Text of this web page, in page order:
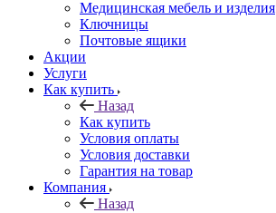
Медицинская мебель и изделия
Ключницы
Почтовые ящики
Акции
Услуги
Как купить
Назад
Как купить
Условия оплаты
Условия доставки
Гарантия на товар
Компания
Назад